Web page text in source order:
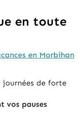
en toute
en Morbihan
journées de forte
vos pauses